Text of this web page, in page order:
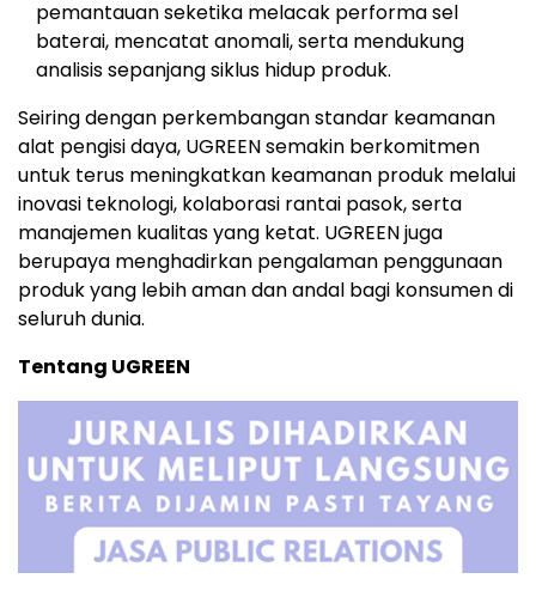
pemantauan seketika melacak performa sel
baterai, mencatat anomali, serta mendukung
analisis sepanjang siklus hidup produk.
Seiring dengan perkembangan standar keamanan
alat pengisi daya, UGREEN semakin berkomitmen
untuk terus meningkatkan keamanan produk melalui
inovasi teknologi, kolaborasi rantai pasok, serta
manajemen kualitas yang ketat. UGREEN juga
berupaya menghadirkan pengalaman penggunaan
produk yang lebih aman dan andal bagi konsumen di
seluruh dunia.
Tentang UGREEN